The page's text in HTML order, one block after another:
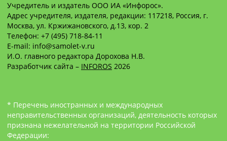
Учредитель и издатель ООО ИА «Инфорос».
Адрес учредителя, издателя, редакции: 117218, Россия, г.
Москва, ул. Кржижановского, д.13, кор. 2
Телефон: +7 (495) 718-84-11
E-mail: info@samolet-v.ru
И.О. главного редактора Дорохова Н.В.
Разработчик сайта – INFOROS 2026
* Перечень иностранных и международных
неправительственных организаций, деятельность которых
признана нежелательной на территории Российской
Федерации: